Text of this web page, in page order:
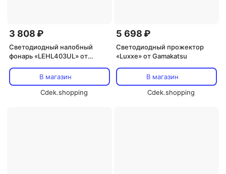
3 808 ₽
Светодиодный налобный
фонарь «LEHL403UL» от
В магазин
Cdek.shopping
5 698 ₽
Светодиодный прожектор
«Luxxe» от Gamakatsu
В магазин
Cdek.shopping